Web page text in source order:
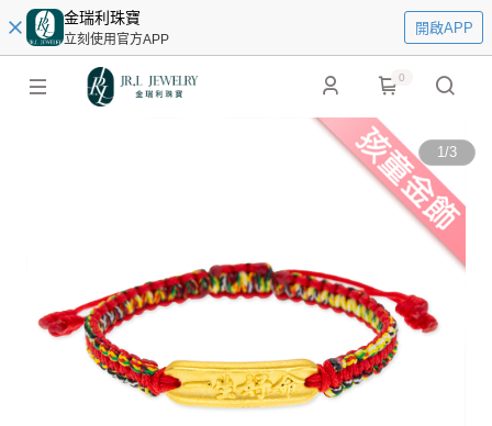
金瑞利珠寶
立刻使用官方APP
開啟APP
0
1/3